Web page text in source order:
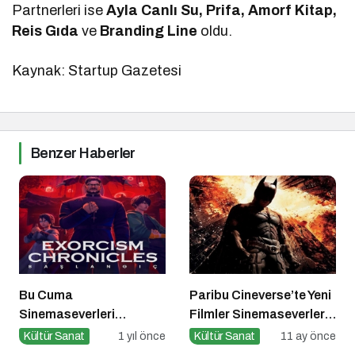
Partnerleri iseAyla Canlı Su, Prifa, Amorf Kitap,
Reis Gıda ve Branding Line oldu.
Kaynak: Startup Gazetesi
Benzer Haberler
Bu Cuma
Sinemaseverleri
Bekleyen Yepyeni Filmler!
Kültür Sanat 1 yıl önce
Paribu Cineverse’te Yeni
Filmler Sinemaseverlerle
Buluşuyor
Kültür Sanat 11 ay önce